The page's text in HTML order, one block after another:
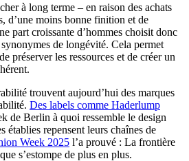
à long terme – en raison des achats
d’une moins bonne finition et de
part croissante d’hommes choisit donc
de longévité. Cela permet
préserver les ressources et de créer un
trouvent aujourd’hui des marques
Des labels comme Haderlump
de Berlin à quoi ressemble le design
établies repensent leurs chaînes de
Week 2025 l’a prouvé : La frontière
s’estompe de plus en plus.